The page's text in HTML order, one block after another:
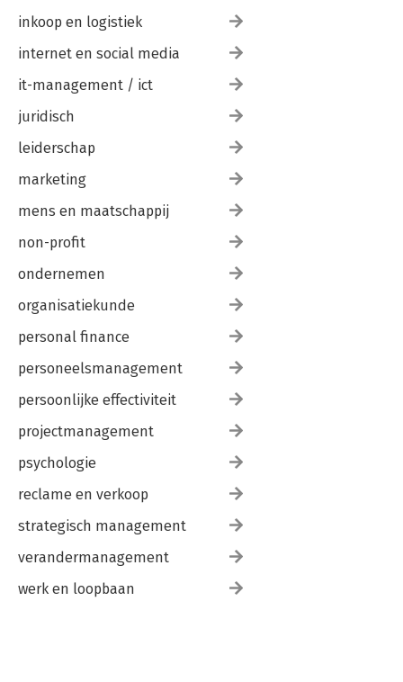
inkoop en logistiek
internet en social media
it-management / ict
juridisch
leiderschap
marketing
mens en maatschappij
non-profit
ondernemen
organisatiekunde
personal finance
personeelsmanagement
persoonlijke effectiviteit
projectmanagement
psychologie
reclame en verkoop
strategisch management
verandermanagement
werk en loopbaan